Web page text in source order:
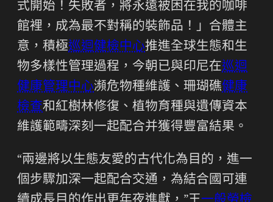
式開始！失敗者，將永遠被困在我的咖啡
館裡，成為最不對稱的裝飾品！」合體主
意，積極巡迴健檢中心推進全球生態和生
物多樣性管理過程，今朝已與印尼在巡迴
健康管理中心瀕危物種維護、珊瑚礁健康
檢查和紅樹林修復、植物育種與遺傳資本
維護範疇深刻一起配合并獲得豐富結果。
“兩邊將以生態友愛的古代化為目的，進一
個步驟加深一起配合交通，為結合國可連